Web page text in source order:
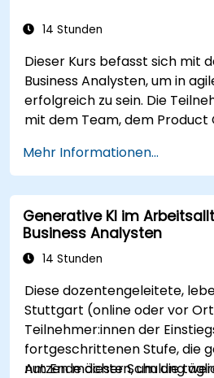
Ende verfügen sie über eine
nachhaltigen Impact zu
Ergebnisse zu liefern.
14 Stunden
Dieser Kurs befasst sich mit
Business Analysten, um in
erfolgreich zu sein. Die
mit dem Team, dem Product
um den Entwicklungsprozess
Rahmen eines模拟projekts
vorkommende Szenarien
Mehr Informationen...
Generative KI im
Business Analysten
14 Stunden
Diese dozentengeleitete,
Stuttgart (online oder vor
Teilnehmer:innen der
fortgeschrittenen Stufe, die
nutzen möchten, um die
Am Ende dieser Schulung